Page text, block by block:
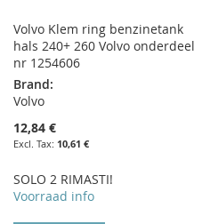
Volvo Klem ring benzinetank
hals 240+ 260 Volvo onderdeel
nr 1254606
Brand:
Volvo
12,84 €
10,61 €
SOLO 2 RIMASTI!
Voorraad info